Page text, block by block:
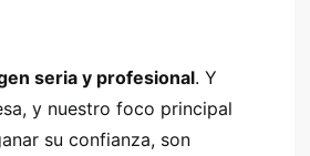
seria y profesional. Y
y nuestro foco principal
su confianza, son